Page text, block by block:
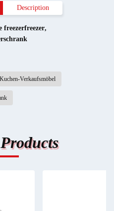
Description
freezerfreezer,
Kuchen-Verkaufsmöbel